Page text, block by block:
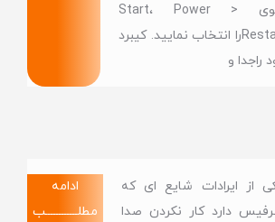
منوی Start، Power >
Restartرا انتخاب نمایید. کیبرد
راجدا و
از ایرادات شایع ای که
دارد کار نکردن صدا
ادامه
مطلــــــــــــب